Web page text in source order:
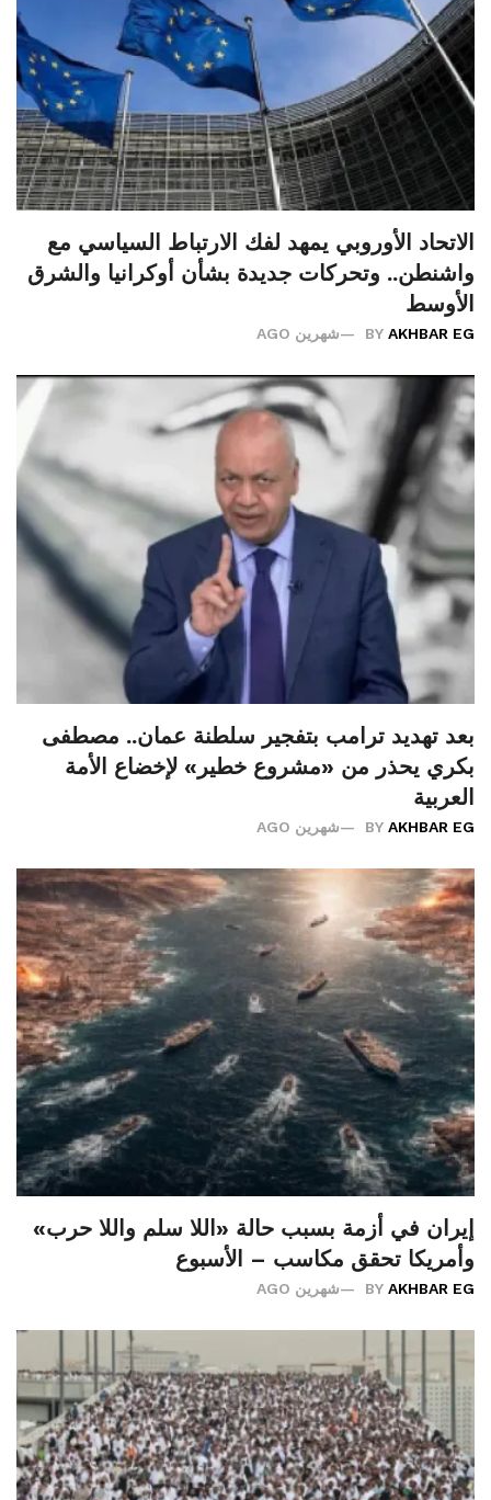
الاتحاد الأوروبي يمهد لفك الارتباط السياسي مع
واشنطن.. وتحركات جديدة بشأن أوكرانيا والشرق
الأوسط
BY AKHBAR EG شهرين AGO
بعد تهديد ترامب بتفجير سلطنة عمان.. مصطفى
بكري يحذر من «مشروع خطير» لإخضاع الأمة
العربية
BY AKHBAR EG شهرين AGO
إيران في أزمة بسبب حالة «اللا سلم واللا حرب»
وأمريكا تحقق مكاسب – الأسبوع
BY AKHBAR EG شهرين AGO